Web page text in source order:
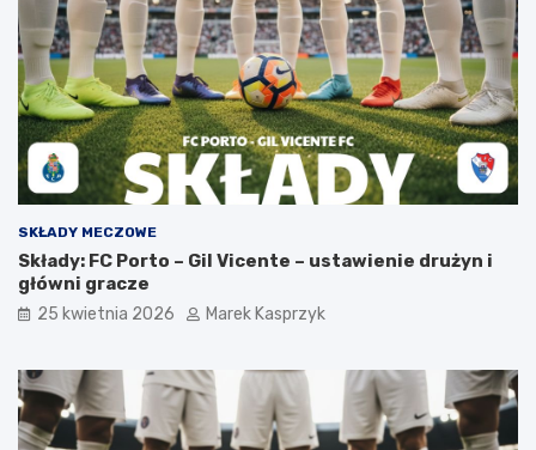
SKŁADY MECZOWE
Składy: FC Porto – Gil Vicente – ustawienie drużyn i
główni gracze
25 kwietnia 2026 Marek Kasprzyk